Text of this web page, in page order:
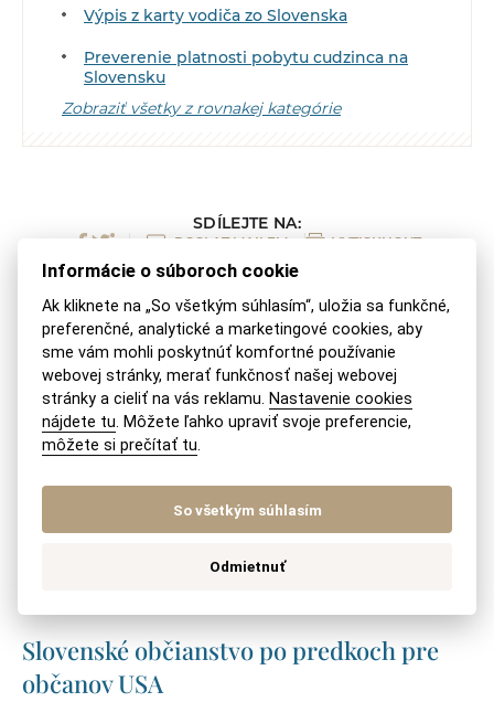
Výpis z karty vodiča zo Slovenska
Preverenie platnosti pobytu cudzinca na
Slovensku
Zobraziť všetky z rovnakej kategórie
SDÍLEJTE NA:
POSLAT MAILEM VYTISKNOUT
Podobné témy
Slovenské občianstvo po predkoch pre
občanov Austrálie
Prihlásenie cudzinca do zdravotnej
poisťovne
Slovenské občianstvo po predkoch pre
občanov USA
Informácie o súboroch cookie
Ak kliknete na „So všetkým súhlasím“, uložia sa funkčné,
preferenčné, analytické a marketingové cookies, aby
sme vám mohli poskytnúť komfortné používanie
webovej stránky, merať funkčnosť našej webovej
stránky a cieliť na vás reklamu. Nastavenie cookies
nájdete tu. Môžete ľahko upraviť svoje preferencie,
môžete si prečítať tu.
So všetkým súhlasím
Odmietnuť